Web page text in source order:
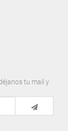
tu mail y